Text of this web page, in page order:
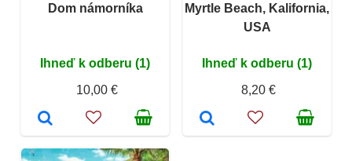
Dom námorníka
Ihneď k odberu (1)
10,00 €
Myrtle Beach, Kalifornia,
USA
Ihneď k odberu (1)
8,20 €